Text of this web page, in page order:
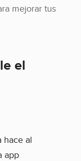
mejorar tus
el
hace al
app